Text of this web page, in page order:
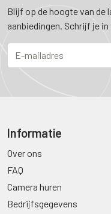
Blijf op de hoogte van
aanbiedingen. Schrijf je
Informatie
Over ons
FAQ
Camera huren
Bedrijfsgegevens